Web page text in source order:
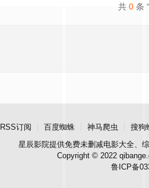
共 0 条
RSS订阅 百度蜘蛛 神马爬虫 搜狗
星辰影院提供免费未删减电影大全、
Copyright © 2022
鲁ICP备